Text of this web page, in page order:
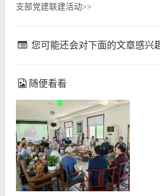
支部党建联建活动>>
您可能还会对下面的文章感兴
随便看看